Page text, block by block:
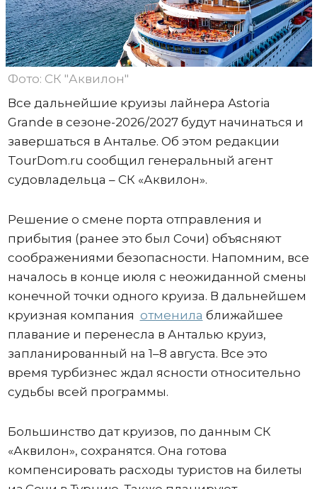
Фото: СК "Аквилон"
Все дальнейшие круизы лайнера Astoria
Grande в сезоне-2026/2027 будут начинаться и
завершаться в Анталье. Об этом редакции
TourDom.ru сообщил генеральный агент
судовладельца – СК «Аквилон».
Решение о смене порта отправления и
прибытия (ранее это был Сочи) объясняют
соображениями безопасности. Напомним, все
началось в конце июля с неожиданной смены
конечной точки одного круиза. В дальнейшем
круизная компания отменила ближайшее
плавание и перенесла в Анталью круиз,
запланированный на 1–8 августа. Все это
время турбизнес ждал ясности относительно
судьбы всей программы.
Большинство дат круизов, по данным СК
«Аквилон», сохранятся. Она готова
компенсировать расходы туристов на билеты